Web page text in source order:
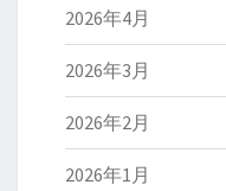
2026年4月
2026年3月
2026年2月
2026年1月